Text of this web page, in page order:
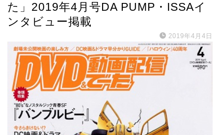
た」2019年4月号DA PUMP・ISSAイ
ンタビュー掲載
2019年4月4日